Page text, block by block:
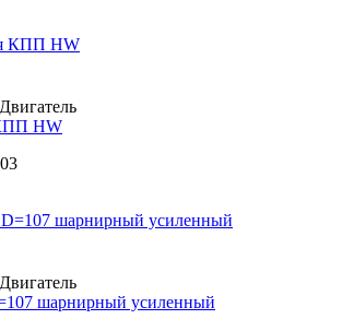
HW
шарнирный усиленный